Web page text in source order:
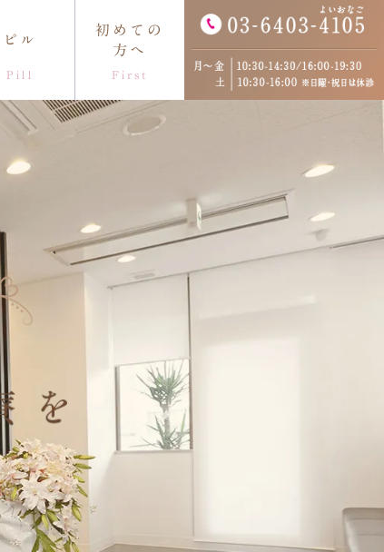
ピル
Pill
初めての
方へ
First